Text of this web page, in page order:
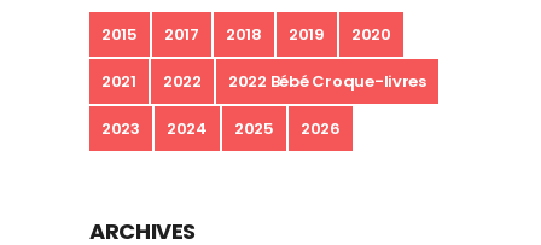
2015 2017 2018 2019 2020
2021 2022 2022 Bébé Croque-livres
2023 2024 2025 2026
ARCHIVES